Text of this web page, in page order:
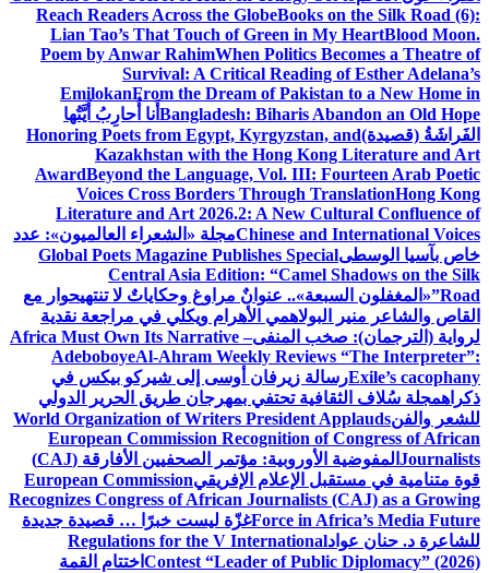
Reach Readers Across the GlobeBooks on the Silk Road (6):
Lian Tao’s That Touch of Green in My HeartBlood Moon.
Poem by Anwar RahimWhen Politics Becomes a Theatre of
Survival: A Critical Reading of Esther Adelana’s
EmilokanFrom the Dream of Pakistan to a New Home in
Bangladesh: Biharis Abandon an Old Hope أَنا أُحارِبُ أَيَّتُها
الفَراشَةُ (قصيدة)Honoring Poets from Egypt, Kyrgyzstan, and
Kazakhstan with the Hong Kong Literature and Art
AwardBeyond the Language, Vol. III: Fourteen Arab Poetic
Voices Cross Borders Through TranslationHong Kong
Literature and Art 2026.2: A New Cultural Confluence of
Chinese and International Voicesمجلة «الشعراء العالميون»: عدد
خاص بآسيا الوسطىGlobal Poets Magazine Publishes Special
Central Asia Edition: “Camel Shadows on the Silk
Road” «المغفلون السبعة».. عنوانٌ مراوغ وحكاياتٌ لا تنتهيحوار مع
القاص والشاعر منير البولاهمي الأهرام ويكلي في مراجعة نقدية
لرواية (الترجمان): صخب المنفىAfrica Must Own Its Narrative –
AdeboboyeAl-Ahram Weekly Reviews “The Interpreter”:
Exile’s cacophanyرسالة زيرفان أوسى إلى شيركو بيكس في
ذكراهمجلة سُلاف الثقافية تحتفي بمهرجان طريق الحرير الدولي
للشعر والفنWorld Organization of Writers President Applauds
European Commission Recognition of Congress of African
Journalists
المفوضية الأوروبية: مؤتمر الصحفيين الأفارقة (CAJ)
قوة متنامية في مستقبل الإعلام الإفريقيEuropean Commission
Recognizes Congress of African Journalists (CAJ) as a Growing
Force in Africa’s Media Futureغزّة ليست خبرًا … قصيدة جديدة
للشاعرة د. حنان عوادRegulations for the V International
Contest “Leader of Public Diplomacy” (2026) اختتام القمة